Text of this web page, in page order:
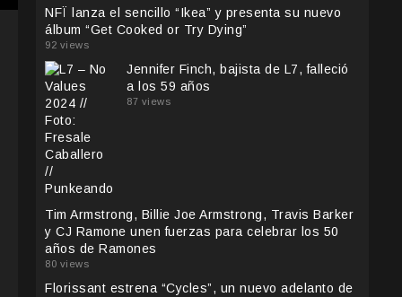
NFÏ lanza el sencillo “Ikea” y presenta su nuevo
álbum “Get Cooked or Try Dying”
92 views
Jennifer Finch, bajista de L7, falleció
a los 59 años
87 views
Tim Armstrong, Billie Joe Armstrong, Travis Barker
y CJ Ramone unen fuerzas para celebrar los 50
años de Ramones
80 views
Florissant estrena “Cycles”, un nuevo adelanto de